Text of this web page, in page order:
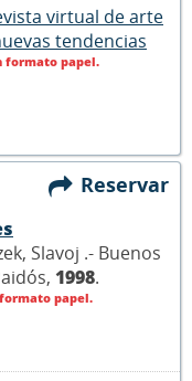
virtual de arte
tendencias
formato papel.
Reservar
Slavoj .- Buenos
1998.
papel.